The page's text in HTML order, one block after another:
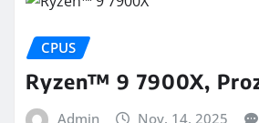
CPUS
Ryzen™ 9 7900X,
Admin Nov. 14, 2025